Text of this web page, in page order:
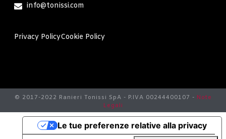
info@tonissi.com
Privacy PolicyCookie Policy
© 2017-2022 Ranieri Tonissi SpA - P.IVA 00244400107 - Note
Legali
Le tue preferenze relative alla privacy